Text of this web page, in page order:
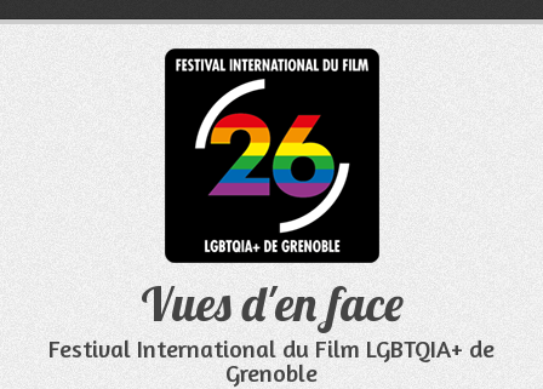
Vues d'en face
Festival International du Film LGBTQIA+ de
Grenoble